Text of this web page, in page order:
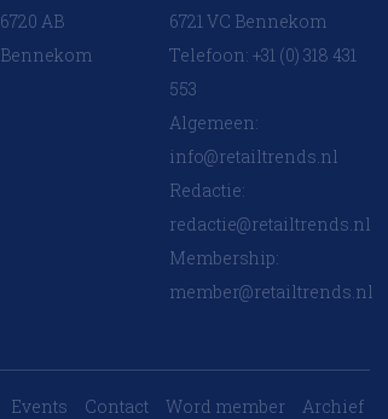
6720 AB
Bennekom
6721 VC Bennekom
Telefoon: +31 (0) 318 431
553
Algemeen:
info@retailtrends.nl
Redactie:
redactie@retailtrends.nl
Membership:
member@retailtrends.nl
Events Contact Word member
Archief